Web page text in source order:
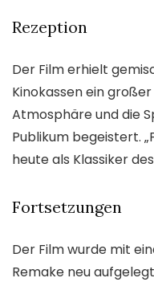
Rezeption
Der Film erhielt
Kinokassen ein
Atmosphäre und die
Publikum begeistert.
heute als Klassiker
Fortsetzungen
Der Film wurde mit
Remake neu